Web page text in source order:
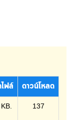
ฟล์ ดาวน์โหลด
137